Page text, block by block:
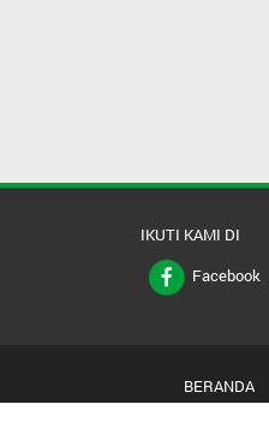
IKUTI KAMI DI
Facebook
BERANDA